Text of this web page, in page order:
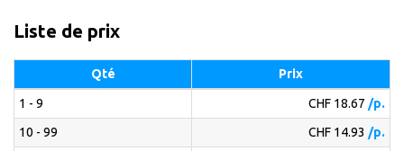
Liste de prix
Qté Prix
1 - 9 CHF 18.67 /p.
10 - 99
CHF 14.93 /p.